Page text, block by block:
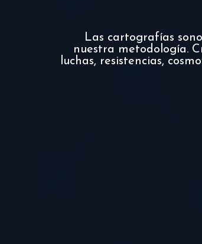
Las cartografías
nuestra metodología.
luchas, resistencias,